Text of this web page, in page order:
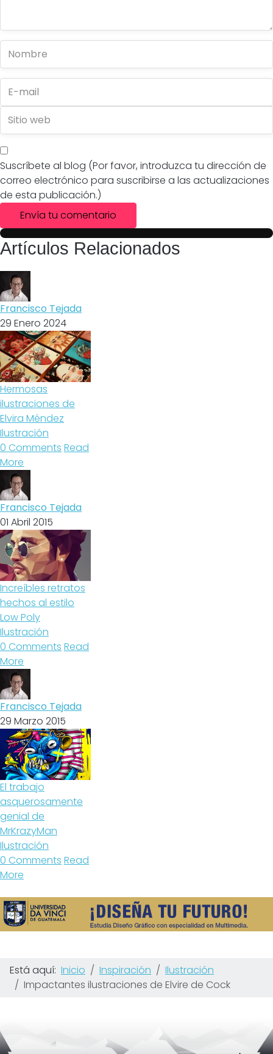
Suscríbete al blog (Por favor, introduzca tu dirección de
correo electrónico para suscribirse a las actualizaciones
de esta publicación.)
Envía tu comentario
Artículos Relacionados
Francisco Tejada
29 Enero 2024
Hermosas
ilustraciones de
Elvira Méndez
Ilustración
0 Comments Read
More
Francisco Tejada
01 Abril 2015
Increíbles retratos
hechos al estilo
Low Poly
Ilustración
0 Comments Read
More
Francisco Tejada
29 Marzo 2015
El trabajo
asquerosamente
genial de
MrKrazyMan
Ilustración
0 Comments Read
More
Está aquí: Inicio Inspiración
Ilustración
Impactantes ilustraciones de Elvire de Cock